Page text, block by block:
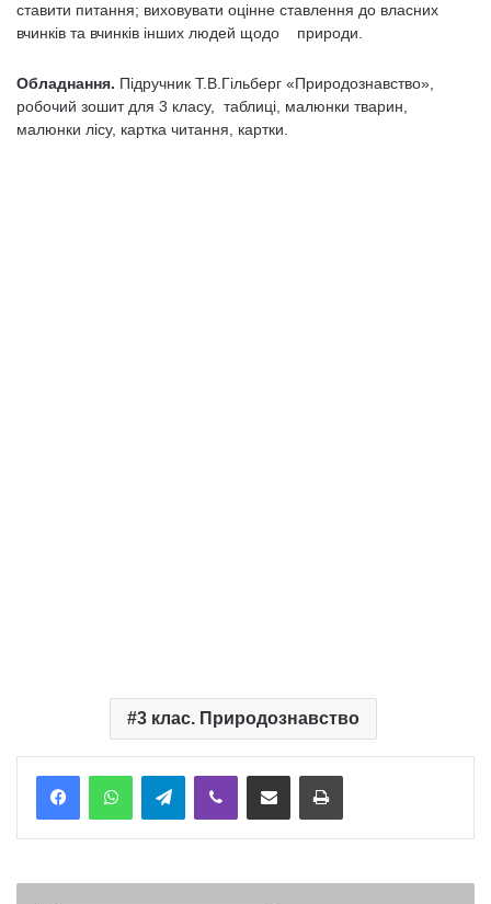
ставити питання; виховувати оцінне ставлення до власних
вчинків та вчинків інших людей щодо природи.
Обладнання. Підручник Т.В.Гільберг «Природознавство»,
робочий зошит для 3 класу, таблиці, малюнки тварин,
малюнки лісу, картка читання, картки.
3 клас. Природознавство
TelegramViber Надіслати електронною поштоюНадрукувати